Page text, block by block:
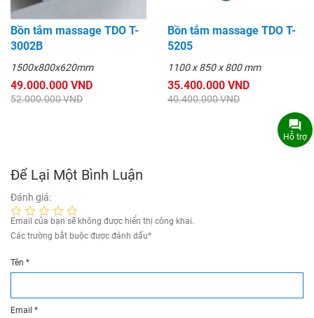
Bồn tắm massage TDO T-
3002B
1500x800x620mm
49.000.000 VND
52.000.000 VND
Bồn tắm massage TDO T-
5205
1100 x 850 x 800 mm
35.400.000 VND
40.400.000 VND
Để Lại Một Bình Luận
Đánh giá:
Email của bạn sẽ không được hiển thị công khai.
Các trường bắt buộc được đánh dấu*
Tên *
Email *
Hỗ trợ